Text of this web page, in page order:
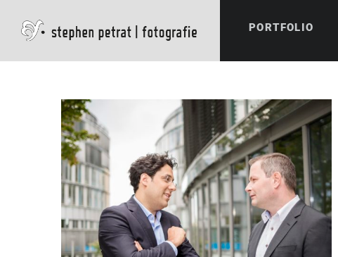
PORTFOLIO